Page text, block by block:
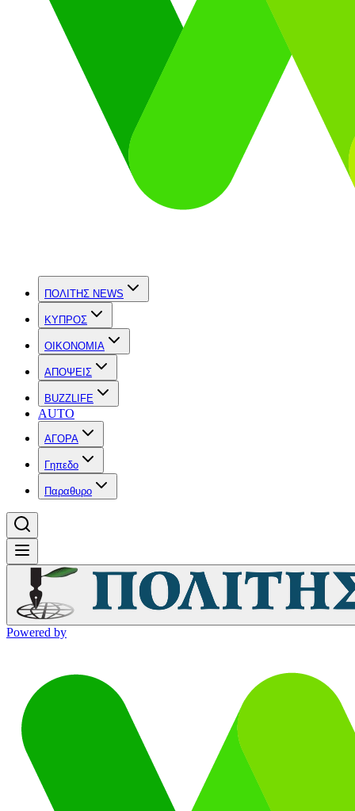
ΠΟΛΙΤΗΣ NEWS
ΚΥΠΡΟΣ
OIKONOMIA
ΑΠΟΨΕΙΣ
BUZZLIFE
AUTO
ΑΓΟΡΑ
Γηπεδο
Παραθυρο
Powered by